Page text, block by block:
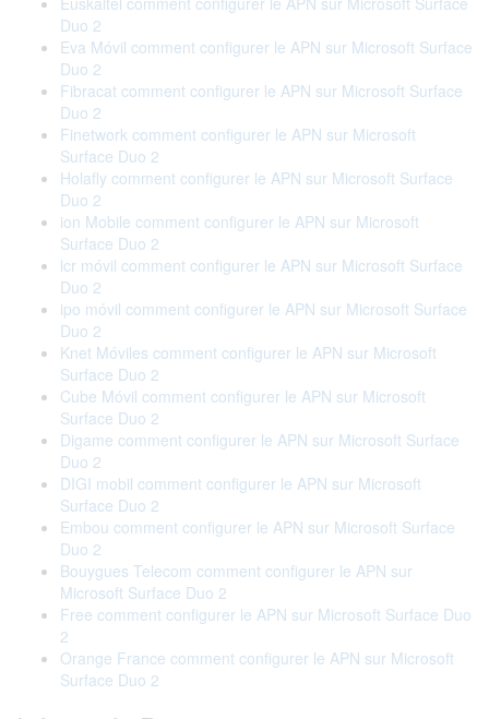
Duo 2
Eva Móvil comment configurer le APN sur Microsoft Surface
Duo 2
Fibracat comment configurer le APN sur Microsoft Surface
Duo 2
Finetwork comment configurer le APN sur Microsoft
Surface Duo 2
Holafly comment configurer le APN sur Microsoft Surface
Duo 2
ion Mobile comment configurer le APN sur Microsoft
Surface Duo 2
lcr móvil comment configurer le APN sur Microsoft Surface
Duo 2
ipo móvil comment configurer le APN sur Microsoft Surface
Duo 2
Knet Móviles comment configurer le APN sur Microsoft
Surface Duo 2
Cube Móvil comment configurer le APN sur Microsoft
Surface Duo 2
Digame comment configurer le APN sur Microsoft Surface
Duo 2
DIGI mobil comment configurer le APN sur Microsoft
Surface Duo 2
Embou comment configurer le APN sur Microsoft Surface
Duo 2
Bouygues Telecom comment configurer le APN sur
Microsoft Surface Duo 2
Free comment configurer le APN sur Microsoft Surface Duo
2
Orange France comment configurer le APN sur Microsoft
Surface Duo 2